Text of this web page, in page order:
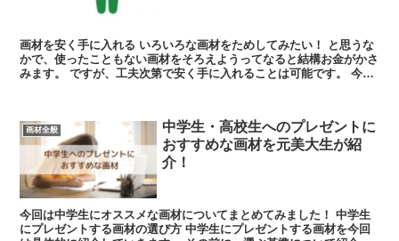
画材を安く手に入れる いろいろな画材をためしてみたい！ と思うな
かで、使ったこともない画材をそろえようってなると結構お金がかさ
みます。 ですが、工夫次第で安く手に入れることは可能です。 今回
画材全般
中学生・高校生へのプレゼントに
おすすめな画材を元美大生が紹
介！
今回は中学生にオススメな画材についてまとめてみました！ 中学生
にプレゼントする画材の選び方 中学生にプレゼントする画材を今回